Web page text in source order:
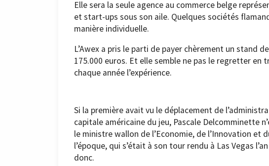
Elle sera la seule agence au commerce belge
et start-ups sous son aile. Quelques sociétés
manière individuelle.
L’Awex a pris le parti de payer chèrement un stand
175.000 euros. Et elle semble ne pas le regretter en
chaque année l’expérience.
Si la première avait vu le déplacement de
capitale américaine du jeu, Pascale Delcomminette
le ministre wallon de l’Economie, de l’Innovation et
l’époque, qui s’était à son tour rendu à Las Vegas
donc.